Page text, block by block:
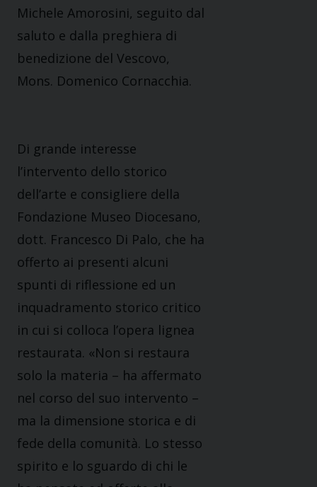
Michele Amorosini, seguito dal
saluto e dalla preghiera di
benedizione del Vescovo,
Mons. Domenico Cornacchia.
Di grande interesse
l’intervento dello storico
dell’arte e consigliere della
Fondazione Museo Diocesano,
dott. Francesco Di Palo, che ha
offerto ai presenti alcuni
spunti di riflessione ed un
inquadramento storico critico
in cui si colloca l’opera lignea
restaurata. «Non si restaura
solo la materia – ha affermato
nel corso del suo intervento –
ma la dimensione storica e di
fede della comunità. Lo stesso
spirito e lo sguardo di chi le